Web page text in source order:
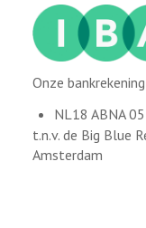
Onze
NL18 ABNA
t.n.v. de Big Blue
Amsterdam